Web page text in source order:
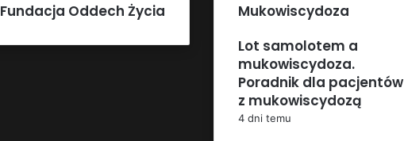
Fundacja Oddech Życia
Mukowiscydoza
Lot samolotem a
mukowiscydoza.
Poradnik dla pacjentów
z mukowiscydozą
4 dni temu